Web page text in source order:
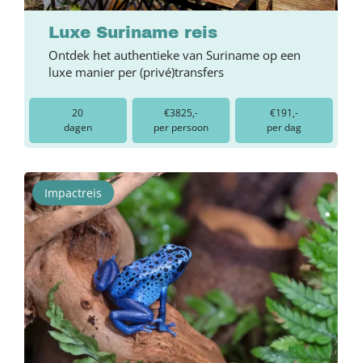
Luxe Suriname reis
Ontdek het authentieke van Suriname op een
luxe manier per (privé)transfers
20
dagen
€3825,-
per persoon
€191,-
per dag
Impactreis